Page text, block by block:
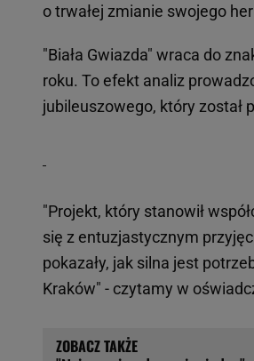
o trwałej zmianie swojego
"Biała Gwiazda" wraca do
roku. To efekt analiz
jubileuszowego, który został
"Projekt, który stanowił
się z entuzjastycznym
pokazały, jak silna jest
Kraków" - czytamy w